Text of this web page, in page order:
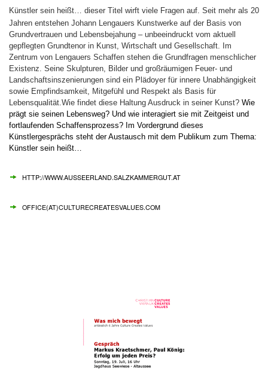
Künstler sein heißt… dieser Titel wirft viele Fragen auf. Seit mehr als 20
Jahren entstehen Johann Lengauers Kunstwerke auf der Basis von
Grundvertrauen und Lebensbejahung – unbeeindruckt vom aktuell
gepflegten Grundtenor in Kunst, Wirtschaft und Gesellschaft. Im
Zentrum von Lengauers Schaffen stehen die Grundfragen menschlicher
Existenz. Seine Skulpturen, Bilder und großräumigen Feuer- und
Landschaftsinszenierungen sind ein Plädoyer für innere Unabhängigkeit
sowie Empfindsamkeit, Mitgefühl und Respekt als Basis für
Lebensqualität.Wie findet diese Haltung Ausdruck in seiner Kunst? Wie
prägt sie seinen Lebensweg? Und wie interagiert sie mit Zeitgeist und
fortlaufenden Schaffensprozess? Im Vordergrund dieses
Künstlergesprächs steht der Austausch mit dem Publikum zum Thema:
Künstler sein heißt…
HTTP://WWW.AUSSEERLAND.SALZKAMMERGUT.AT
OFFICE(AT)CULTURECREATESVALUES.COM